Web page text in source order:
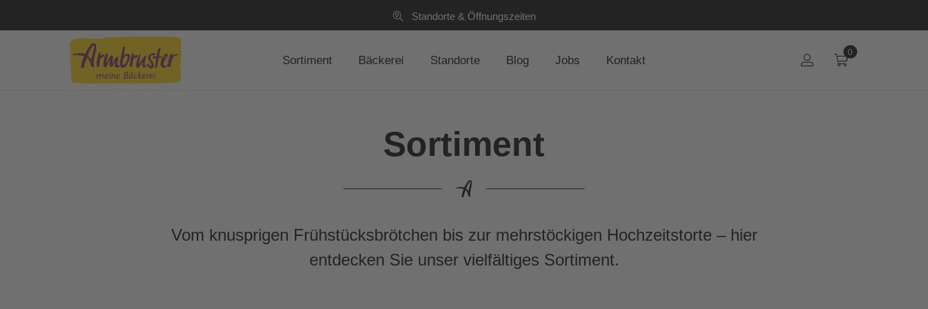
Standorte & Öffnungszeiten
Sortiment Bäckerei Standorte Blog Jobs Kontakt
0
Sortiment
Vom knusprigen Frühstücksbrötchen bis zur mehrstöckigen Hochzeitstorte – hier
entdecken Sie unser vielfältiges Sortiment.